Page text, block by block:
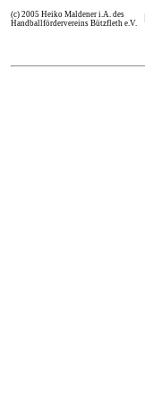
(c) 2005 Heiko Maldener i.A. des
Handballfördervereins Bützfleth e.V.